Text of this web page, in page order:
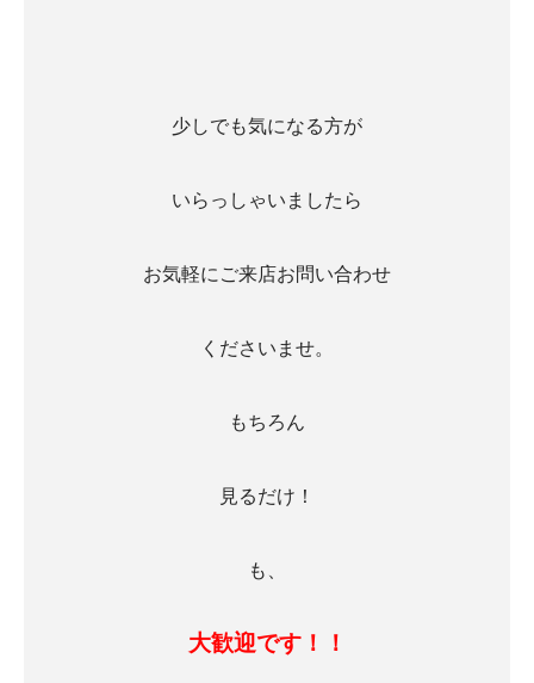
少しでも気になる方が
いらっしゃいましたら
お気軽にご来店お問い合わせ
くださいませ。
もちろん
見るだけ！
も、
大歓迎です！！